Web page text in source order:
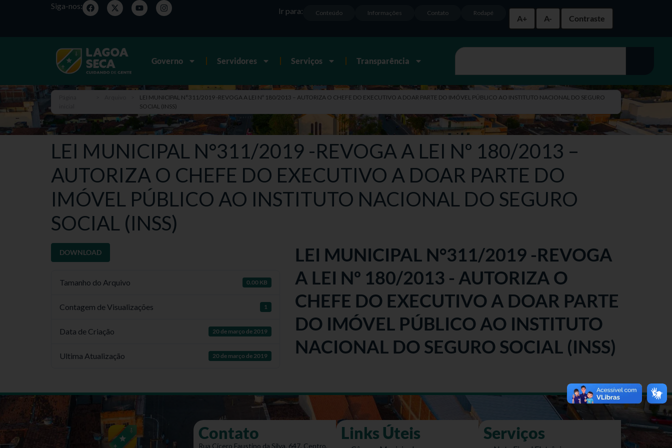
Siga-nos:
A+
A- Contraste
Rodapé
Contato
Informações
Conteúdo
Ir para:
Governo Servidores Serviços Transparência
LEI MUNICIPAL N°311/2019 -REVOGA A LEI Nº 180/2013 – AUTORIZA O CHEFE DO EXECUTIVO A DOAR PARTE DO IMÓVEL PÚBLICO AO INSTITUTO NACIONAL DO SEGURO
SOCIAL (INSS)
LEI MUNICIPAL N°311/2019 -REVOGA A LEI Nº 180/2013 –
AUTORIZA O CHEFE DO EXECUTIVO A DOAR PARTE DO
IMÓVEL PÚBLICO AO INSTITUTO NACIONAL DO SEGURO
SOCIAL (INSS)
DOWNLOAD
Tamanho do Arquivo 0.00 KB
Contagem de Visualizações 1
Data de Criação 20 de março de 2019
Ultima Atualização 20 de março de 2019
LEI MUNICIPAL N°311/2019 -REVOGA
A LEI Nº 180/2013 - AUTORIZA O
CHEFE DO EXECUTIVO A DOAR PARTE
DO IMÓVEL PÚBLICO AO INSTITUTO
NACIONAL DO SEGURO SOCIAL (INSS)
Contato
Rua Cícero Faustino da Silva, 647, Centro,
Links Úteis Serviços